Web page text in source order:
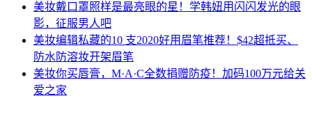
美妆戴口罩照样是最亮眼的星！学韩妞用闪闪发光的眼
影，征服男人吧
美妆编辑私藏的10 支2020好用眉笔推荐！$42超抵买、
防水防溶妆开架眉笔
美妆你买唇膏，M·A·C全数捐赠防疫！加码100万元给关
爱之家